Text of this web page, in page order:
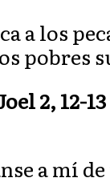
a los
pobres
2, 12-13
a mí